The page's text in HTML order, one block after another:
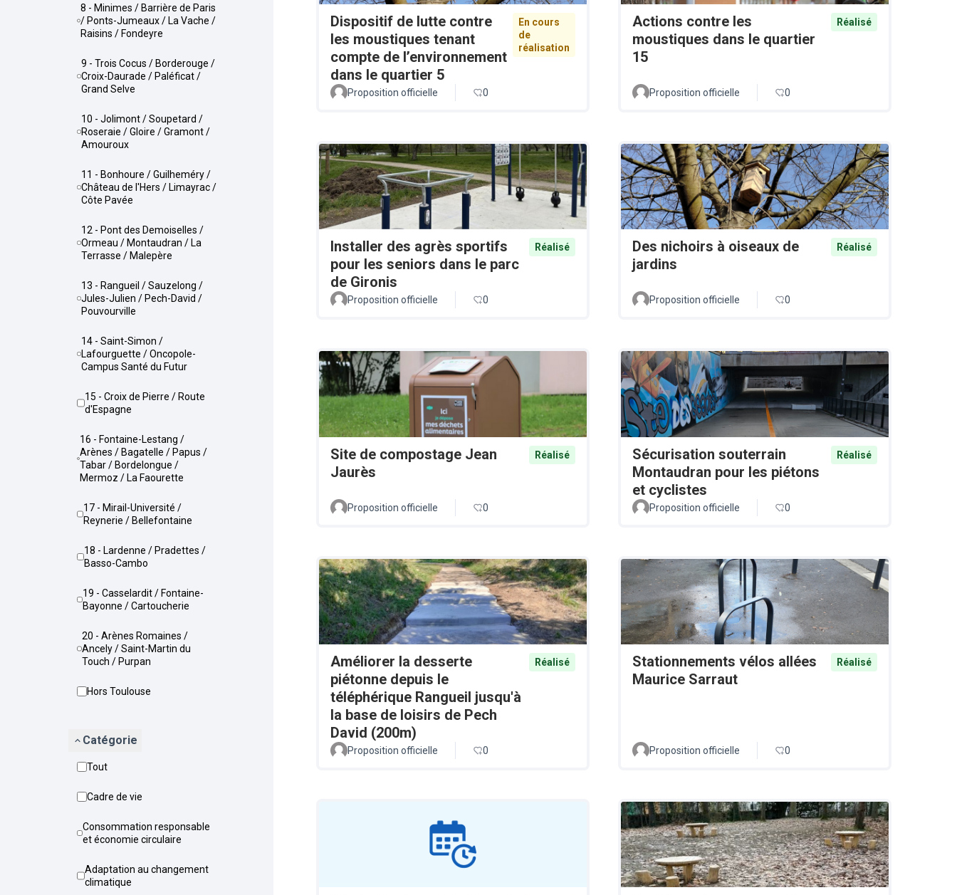
8 - Minimes / Barrière de Paris
/ Ponts-Jumeaux / La Vache /
Raisins / Fondeyre
9 - Trois Cocus / Borderouge /
Croix-Daurade / Paléficat /
Grand Selve
10 - Jolimont / Soupetard /
Roseraie / Gloire / Gramont /
Amouroux
11 - Bonhoure / Guilheméry /
Château de l'Hers / Limayrac /
Côte Pavée
12 - Pont des Demoiselles /
Ormeau / Montaudran / La
Terrasse / Malepère
13 - Rangueil / Sauzelong /
Jules-Julien / Pech-David /
Pouvourville
14 - Saint-Simon /
Lafourguette / Oncopole-
Campus Santé du Futur
15 - Croix de Pierre / Route
d'Espagne
16 - Fontaine-Lestang /
Arènes / Bagatelle / Papus /
Tabar / Bordelongue /
Mermoz / La Faourette
17 - Mirail-Université /
Reynerie / Bellefontaine
18 - Lardenne / Pradettes /
Basso-Cambo
19 - Casselardit / Fontaine-
Bayonne / Cartoucherie
20 - Arènes Romaines /
Ancely / Saint-Martin du
Touch / Purpan
Hors Toulouse
Catégorie
Tout
Cadre de vie
Consommation responsable
et économie circulaire
Adaptation au changement
climatique
Dispositif de lutte contre
les moustiques tenant
compte de l’environnement
dans le quartier 5
En cours
de
réalisation
Proposition officielle 0
Actions contre les
moustiques dans le quartier
15
Réalisé
Proposition officielle 0
Installer des agrès sportifs
pour les seniors dans le parc
de Gironis
Réalisé
Proposition officielle 0
Des nichoirs à oiseaux de
jardins
Réalisé
Proposition officielle 0
Site de compostage Jean
Jaurès
Réalisé
Proposition officielle 0
Sécurisation souterrain
Montaudran pour les piétons
et cyclistes
Réalisé
Proposition officielle 0
Améliorer la desserte
piétonne depuis le
téléphérique Rangueil jusqu'à
la base de loisirs de Pech
David (200m)
Réalisé
Proposition officielle 0
Stationnements vélos allées
Maurice Sarraut
Réalisé
Proposition officielle 0